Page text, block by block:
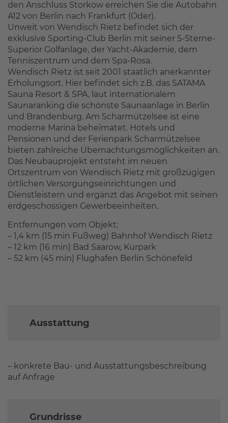
den Anschluss Storkow erreichen Sie die Autobahn
A12 von Berlin nach Frankfurt (Oder).
Unweit von Wendisch Rietz befindet sich der
exklusive Sporting-Club Berlin mit seiner 5-Sterne-
Superior Golfanlage, der Yacht-Akademie, dem
Tenniszentrum und dem Spa-Rosa.
Wendisch Rietz ist seit 2001 staatlich anerkannter
Erholungsort. Hier befindet sich z.B. das SATAMA
Sauna Resort & SPA, laut internationalem
Saunaranking die schönste Saunaanlage in Berlin
und Brandenburg. Am Scharmützelsee ist eine
moderne Marina beheimatet. Hotels und
Pensionen und der Ferienpark Scharmützelsee
bieten zahlreiche Übernachtungsmöglichkeiten an.
Das Neubauprojekt entsteht im neuen
Ortszentrum von Wendisch Rietz mit großzügigen
örtlichen Versorgungseinrichtungen und
Dienstleistern und ergänzt das Angebot mit seinen
erdgeschossigen Gewerbeeinheiten.
Entfernungen vom Objekt:
– 1,4 km (15 min Fußweg) Bahnhof Wendisch Rietz
– 12 km (16 min) Bad Saarow, Kurpark
– 52 km (45 min) Flughafen Berlin Schönefeld
Ausstattung
– konkrete Bau- und Ausstattungsbeschreibung
auf Anfrage
Grundrisse